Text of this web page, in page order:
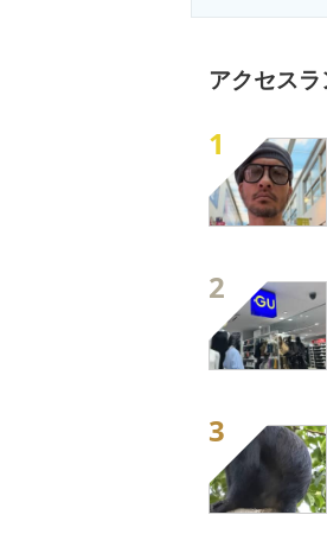
アクセス
1
2
3